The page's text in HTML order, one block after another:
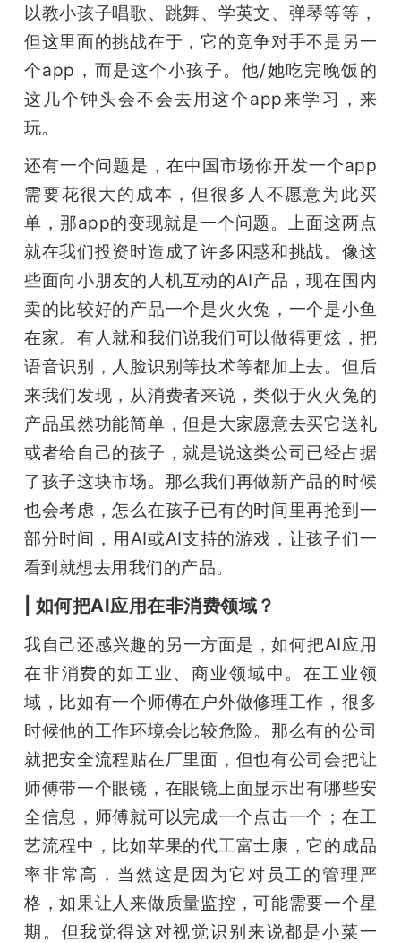
以教小孩子唱歌、跳舞、学英文、弹琴等等，
但这里面的挑战在于，它的竞争对手不是另一
个app，而是这个小孩子。他/她吃完晚饭的
这几个钟头会不会去用这个app来学习，来
玩。
还有一个问题是，在中国市场你开发一个app
需要花很大的成本，但很多人不愿意为此买
单，那app的变现就是一个问题。上面这两点
就在我们投资时造成了许多困惑和挑战。像这
些面向小朋友的人机互动的AI产品，现在国内
卖的比较好的产品一个是火火兔，一个是小鱼
在家。有人就和我们说我们可以做得更炫，把
语音识别，人脸识别等技术等都加上去。但后
来我们发现，从消费者来说，类似于火火兔的
产品虽然功能简单，但是大家愿意去买它送礼
或者给自己的孩子，就是说这类公司已经占据
了孩子这块市场。那么我们再做新产品的时候
也会考虑，怎么在孩子已有的时间里再抢到一
部分时间，用AI或AI支持的游戏，让孩子们一
看到就想去用我们的产品。
| 如何把AI应用在非消费领域？
我自己还感兴趣的另一方面是，如何把AI应用
在非消费的如工业、商业领域中。在工业领
域，比如有一个师傅在户外做修理工作，很多
时候他的工作环境会比较危险。那么有的公司
就把安全流程贴在厂里面，但也有公司会把让
师傅带一个眼镜，在眼镜上面显示出有哪些安
全信息，师傅就可以完成一个点击一个；在工
艺流程中，比如苹果的代工富士康，它的成品
率非常高，当然这是因为它对员工的管理严
格，如果让人来做质量监控，可能需要一个星
期。但我觉得这对视觉识别来说都是小菜一